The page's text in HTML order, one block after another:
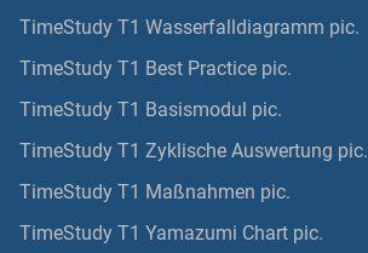
TimeStudy T1 Wasserfalldiagramm pic.
TimeStudy T1 Best Practice pic.
TimeStudy T1 Basismodul pic.
TimeStudy T1 Zyklische Auswertung pic.
TimeStudy T1 Maßnahmen pic.
TimeStudy T1 Yamazumi Chart pic.